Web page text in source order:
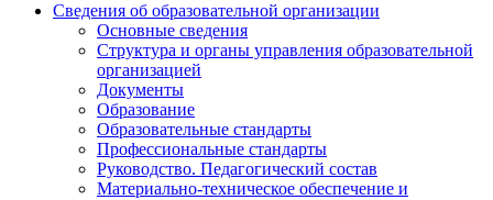
Сведения об образовательной организации
Основные сведения
Структура и органы управления образовательной
организацией
Документы
Образование
Образовательные стандарты
Профессиональные стандарты
Руководство. Педагогический состав
Материально-техническое обеспечение и